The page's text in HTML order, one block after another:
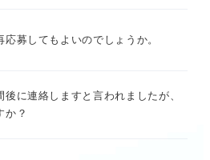
募してもよいのでしょうか。
に連絡しますと言われましたが、
か？